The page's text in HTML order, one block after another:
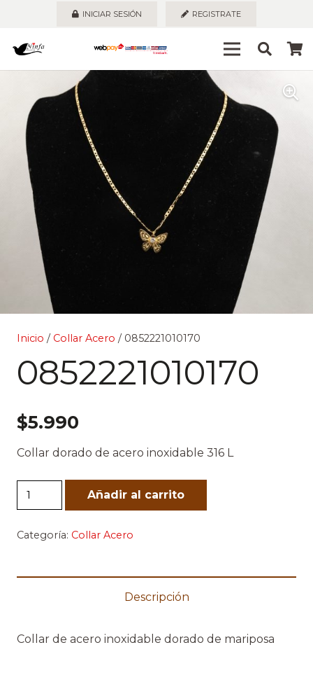
INICIAR SESIÓN REGISTRATE
Inicio / Collar Acero / 0852221010170
0852221010170
$5.990
Collar dorado de acero inoxidable 316 L
0852221010170
cantidad
Añadir al carrito
Categoría: Collar Acero
Descripción
Collar de acero inoxidable dorado de mariposa